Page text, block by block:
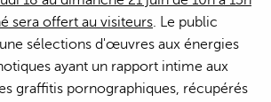
sera offert au visiteurs. Le public
sélections d'œuvres aux énergies
ayant un rapport intime aux
graffitis pornographiques, récupérés